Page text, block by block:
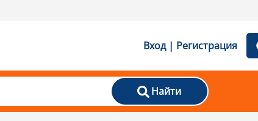
Вход | Регистрация
Найти